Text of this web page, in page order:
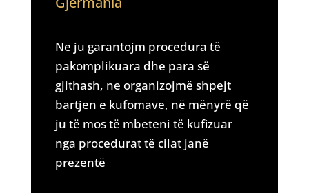
Ne ju garantojm procedura të
pakomplikuara dhe para së
gjithash, ne organizojmë shpejt
bartjen e kufomave, në mënyrë që
ju të mos të mbeteni të kufizuar
nga procedurat të cilat janë
prezentë